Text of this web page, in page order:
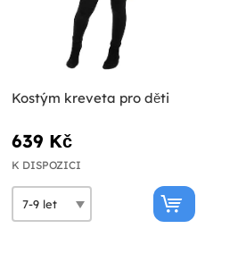
Kostým kreveta pro děti
639 Kč
K DISPOZICI